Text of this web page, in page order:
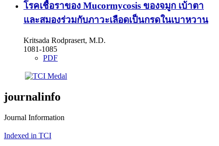
โรคเชื้อราของ Mucormycosis ของจมูก เบ้าตา
และสมองร่วมกับภาวะเลือดเป็นกรดในเบาหวาน
Kritsada Rodprasert, M.D.
1081-1085
PDF
journalinfo
Journal Information
Indexed in TCI